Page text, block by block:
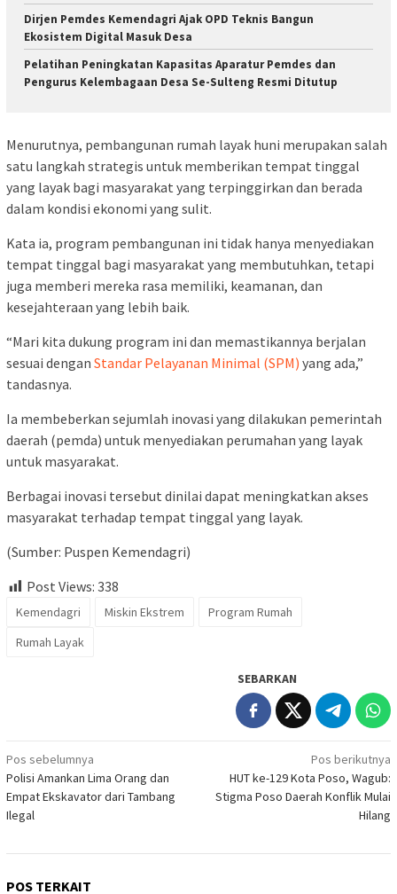
Dirjen Pemdes Kemendagri Ajak OPD Teknis Bangun
Ekosistem Digital Masuk Desa
Pelatihan Peningkatan Kapasitas Aparatur Pemdes dan
Pengurus Kelembagaan Desa Se-Sulteng Resmi Ditutup
Menurutnya, pembangunan rumah layak huni merupakan salah
satu langkah strategis untuk memberikan tempat tinggal
yang layak bagi masyarakat yang terpinggirkan dan berada
dalam kondisi ekonomi yang sulit.
Kata ia, program pembangunan ini tidak hanya menyediakan
tempat tinggal bagi masyarakat yang membutuhkan, tetapi
juga memberi mereka rasa memiliki, keamanan, dan
kesejahteraan yang lebih baik.
“Mari kita dukung program ini dan memastikannya berjalan
sesuai dengan Standar Pelayanan Minimal (SPM) yang ada,”
tandasnya.
Ia membeberkan sejumlah inovasi yang dilakukan pemerintah
daerah (pemda) untuk menyediakan perumahan yang layak
untuk masyarakat.
Berbagai inovasi tersebut dinilai dapat meningkatkan akses
masyarakat terhadap tempat tinggal yang layak.
(Sumber: Puspen Kemendagri)
Post Views: 338
Kemendagri Miskin Ekstrem
Program Rumah
Rumah Layak
SEBARKAN
Navigasi
pos
Pos sebelumnya
Polisi Amankan Lima Orang dan
Empat Ekskavator dari Tambang
Ilegal
Pos berikutnya
HUT ke-129 Kota Poso, Wagub:
Stigma Poso Daerah Konflik Mulai
Hilang
POS TERKAIT